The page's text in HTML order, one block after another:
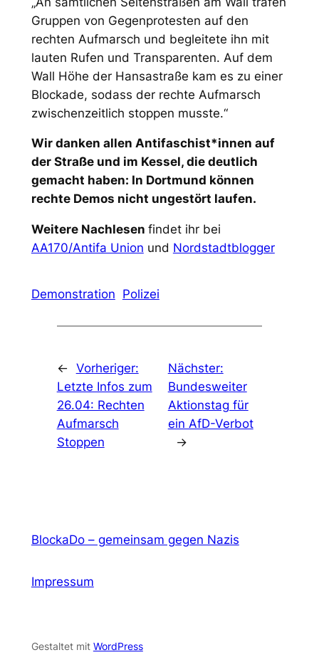
Gruppen von Gegenprotesten auf den
rechten Aufmarsch und begleitete ihn mit
lauten Rufen und Transparenten. Auf dem
Wall Höhe der Hansastraße kam es zu einer
Blockade, sodass der rechte Aufmarsch
zwischenzeitlich stoppen musste.“
Wir danken allen Antifaschist*innen auf
der Straße und im Kessel, die deutlich
gemacht haben: In Dortmund können
rechte Demos nicht ungestört laufen.
Weitere Nachlesen findet ihr bei
AA170/Antifa Union und Nordstadtblogger
Demonstration Polizei
← Vorheriger:
Letzte Infos zum
26.04: Rechten
Aufmarsch
Stoppen
Nächster:
Bundesweiter
Aktionstag für
ein AfD-Verbot
→
BlockaDo – gemeinsam gegen Nazis
Impressum
Gestaltet mit WordPress